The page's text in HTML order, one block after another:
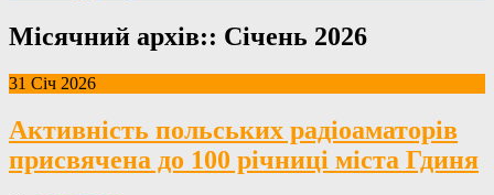
Місячний архів:: Січень 2026
31 Січ 2026
Активність польських радіоаматорів
присвячена до 100 річниці міста Гдиня